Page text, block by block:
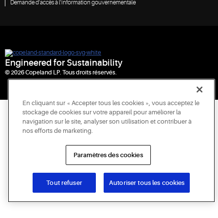
Demande d'accès à l'information gouvernementale
Engineered for Sustainability
© 2026 Copeland LP. Tous droits réservés.
En cliquant sur « Accepter tous les cookies », vous acceptez le
stockage de cookies sur votre appareil pour améliorer la
navigation sur le site, analyser son utilisation et contribuer à
nos efforts de marketing.
Paramètres des cookies
Tout refuser Autoriser tous les cookies